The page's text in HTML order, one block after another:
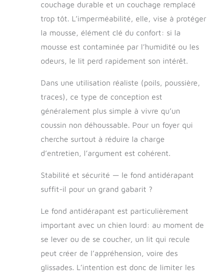
avec housse
amovible a une
fermeture éclair et
peut être
facilement nettoyé
Veuillez noter que
intérieure n'est
pas lavable. Après
le pendant 24 à
72 heures pour
rebondir le lit.
couchage durable et un couchage remplacé
trop tôt. L’imperméabilité, elle, vise à protéger
la mousse, élément clé du confort: si la
mousse est contaminée par l’humidité ou les
odeurs, le lit perd rapidement son intérêt.
Dans une utilisation réaliste (poils, poussière,
traces), ce type de conception est
généralement plus simple à vivre qu’un
coussin non déhoussable. Pour un foyer qui
cherche surtout à réduire la charge
d’entretien, l’argument est cohérent.
Stabilité et sécurité — le fond antidérapant
suffit-il pour un grand gabarit ?
Le fond antidérapant est particulièrement
important avec un chien lourd: au moment de
se lever ou de se coucher, un lit qui recule
peut créer de l’appréhension, voire des
glissades. L’intention est donc de limiter les